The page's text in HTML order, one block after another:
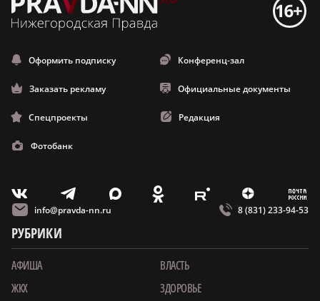
Оформить подписку Конференц-зал
Заказать рекламу Официальные документы
Спецпроекты Редакция
Фотобанк
V T X O E Z m
info@pravda-nn.ru 8 (831) 233-94-53
РУБРИКИ
АФИША
ВЛАСТЬ
ЖКХ
ЗДОРОВЬЕ